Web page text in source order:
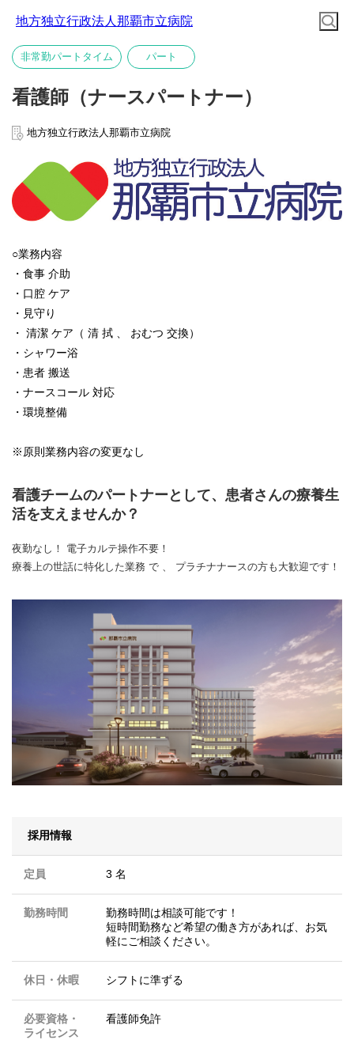
地方独立行政法人那覇市立病院
非常勤パートタイム パート
看護師（ナースパートナー）
地方独立行政法人那覇市立病院
○業務内容
・食事 介助
・口腔 ケア
・見守り
・ 清潔 ケア（ 清 拭 、 おむつ 交換）
・シャワー浴
・患者 搬送
・ナースコール 対応
・環境整備
※原則業務内容の変更なし
看護チームのパートナーとして、患者さんの療養生
活を支えませんか？
夜勤なし！ 電子カルテ操作不要！
療養上の世話に特化した業務 で 、 プラチナナースの方も大歓迎です！
採用情報
定員 3 名
勤務時間
勤務時間は相談可能です！
短時間勤務など希望の働き方があれば、お気
軽にご相談ください。
休日・休暇 シフトに準ずる
必要資格・
ライセンス
看護師免許